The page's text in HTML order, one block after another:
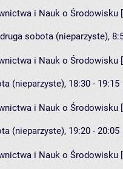
i Nauk o Środowisku
sobota (nieparzyste),
i Nauk o Środowisku
(nieparzyste), 18:30 - 19:15
i Nauk o Środowisku
(nieparzyste), 19:20 - 20:05
i Nauk o Środowisku